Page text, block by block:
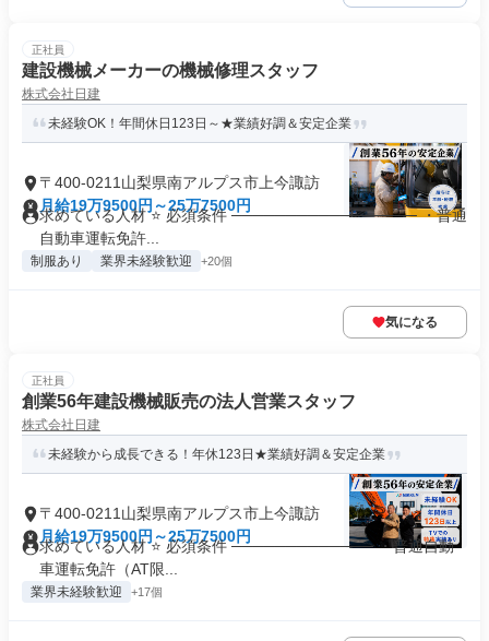
正社員
建設機械メーカーの機械修理スタッフ
株式会社日建
未経験OK！年間休日123日～★業績好調＆安定企業
〒400-0211山梨県南アルプス市上今諏訪
月給19万9500円～25万7500円
求めている人材 ⭐ 必須条件 ───────────────── ・普通
自動車運転免許...
制服あり 業界未経験歓迎 +20個
気になる
正社員
創業56年建設機械販売の法人営業スタッフ
株式会社日建
未経験から成長できる！年休123日★業績好調＆安定企業
〒400-0211山梨県南アルプス市上今諏訪
月給19万9500円～25万7500円
求めている人材 ⭐ 必須条件 ───────────── ・普通自動
車運転免許（AT限...
業界未経験歓迎 +17個